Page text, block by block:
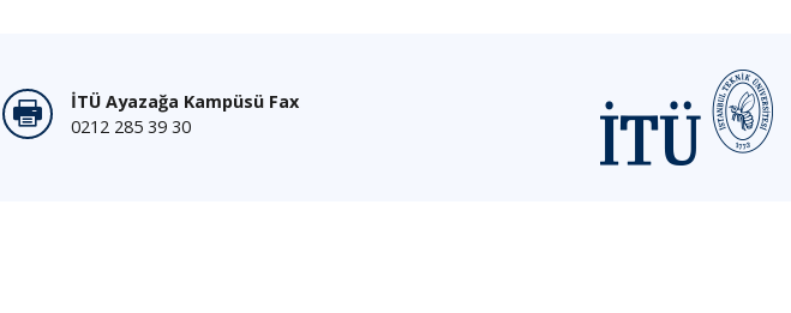
İTÜ Ayazağa Kampüsü Fax
0212 285 39 30